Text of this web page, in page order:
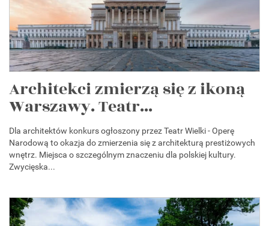
Architekci zmierzą się z ikoną
Warszawy. Teatr...
Dla architektów konkurs ogłoszony przez Teatr Wielki - Operę
Narodową to okazja do zmierzenia się z architekturą prestiżowych
wnętrz. Miejsca o szczególnym znaczeniu dla polskiej kultury.
Zwycięska...